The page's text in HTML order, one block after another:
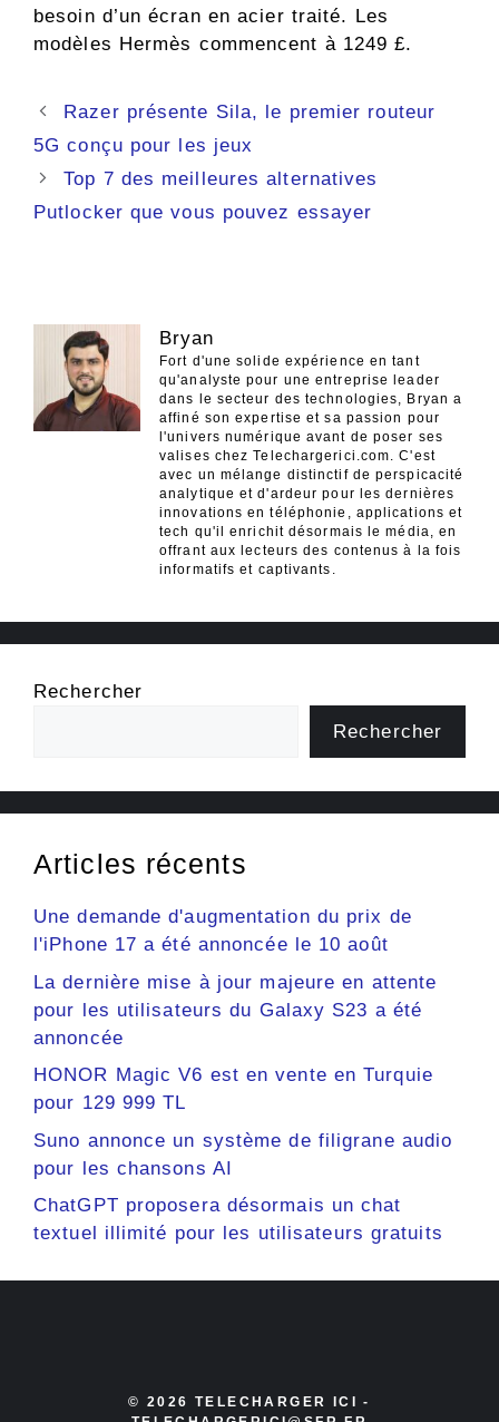
besoin d’un écran en acier traité. Les
modèles Hermès commencent à 1249 £.
Navigation
des
Razer présente Sila, le premier routeur
5G conçu pour les jeux
Top 7 des meilleures alternatives
Putlocker que vous pouvez essayer
Bryan
Fort d'une solide expérience en tant
qu'analyste pour une entreprise leader
dans le secteur des technologies, Bryan a
affiné son expertise et sa passion pour
l'univers numérique avant de poser ses
valises chez Telechargerici.com. C'est
avec un mélange distinctif de perspicacité
analytique et d'ardeur pour les dernières
innovations en téléphonie, applications et
tech qu'il enrichit désormais le média, en
offrant aux lecteurs des contenus à la fois
informatifs et captivants.
Rechercher
Rechercher
Articles récents
Une demande d'augmentation du prix de
l'iPhone 17 a été annoncée le 10 août
La dernière mise à jour majeure en attente
pour les utilisateurs du Galaxy S23 a été
annoncée
HONOR Magic V6 est en vente en Turquie
pour 129 999 TL
Suno annonce un système de filigrane audio
pour les chansons AI
ChatGPT proposera désormais un chat
textuel illimité pour les utilisateurs gratuits
© 2026 TELECHARGER ICI -